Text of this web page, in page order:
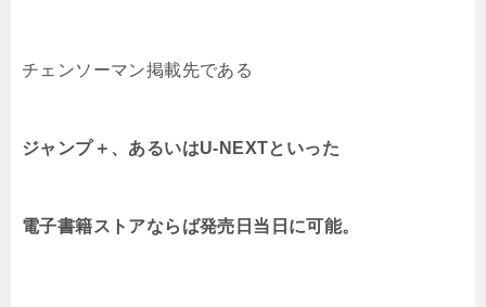
チェンソーマン掲載先である
ジャンプ＋、あるいはU-NEXTといった
電子書籍ストアならば発売日当日に可能。